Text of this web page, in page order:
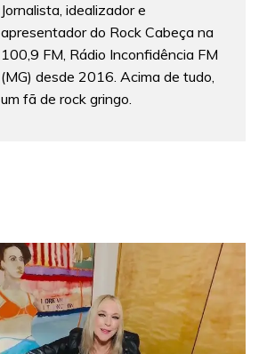
Jornalista, idealizador e
apresentador do Rock Cabeça na
100,9 FM, Rádio Inconfidência FM
(MG) desde 2016. Acima de tudo,
um fã de rock gringo.